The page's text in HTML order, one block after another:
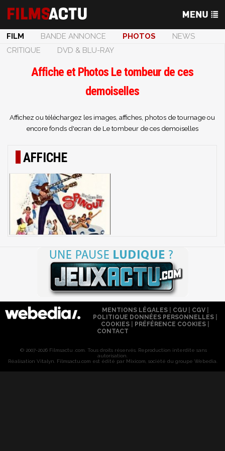
FILM BANDE ANNONCE PHOTOS
NEWS
CRITIQUE
DVD & BLU-RAY
Affiche et Photos Le tombeur de ces
demoiselles
Affichez ou téléchargez les images, affiches, photos de tournage ou
encore fonds d'ecran de Le tombeur de ces demoiselles
AFFICHE
MENTIONS LÉGALES| CGU| CGV|
POLITIQUE DONNÉES PERSONNELLES
COOKIES
PRÉFÉRENCE COOKIES
CONTACT
© 2007-2026 Filmsactu .com. Tous droits réservés. Reproduction interdite sans
autorisation.
Réalisation Vitalyn . Filmsactu .com est édité par Mixicom, société du groupe Webedia.